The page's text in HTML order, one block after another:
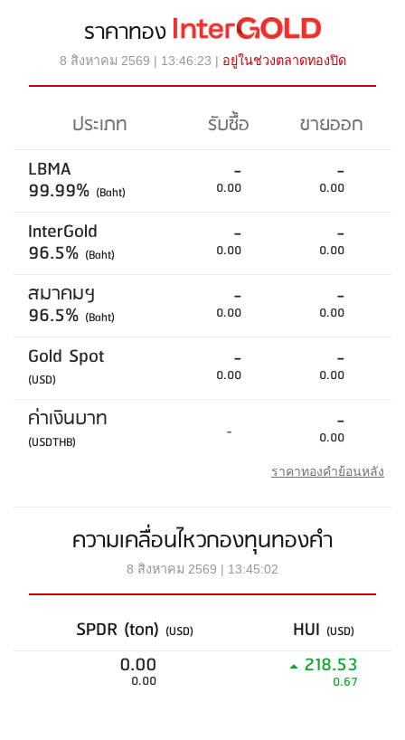
ราคาทอง
8 สิงหาคม 2569 | 13:46:23 | อยู่ในช่วงตลาดทองปิด
ประเภท รับซื้อ
ขายออก
LBMA
99.99% (Baht)
-
0.00
-
0.00
InterGold
96.5% (Baht)
-
0.00
-
0.00
สมาคมฯ
96.5% (Baht)
-
0.00
-
0.00
Gold Spot
(USD)
-
0.00
-
0.00
ค่าเงินบาท
(USDTHB) - -
0.00
ราคาทองคำย้อนหลัง
ความเคลื่อนไหวกองทุนทองคำ
8 สิงหาคม 2569 | 13:45:02
SPDR (ton) (USD) HUI (USD)
0.00
0.00
218.53
0.67